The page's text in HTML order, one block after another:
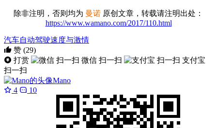
除非注明，否则均为 曼诺 原创文章，转载请注明出处：
https://www.wamano.com/2017/110.html
汽车自动驾驶速度与激情
赞 (29)
打赏
微信 扫一扫
支付宝
扫一扫
Mano
4
10